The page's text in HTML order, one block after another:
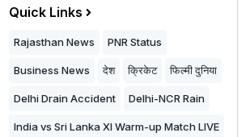
Quick Links
Rajasthan News PNR Status
Business News देश क्रिकेट फिल्मी दुनिया
Delhi Drain Accident Delhi-NCR Rain
India vs Sri Lanka XI Warm-up Match LIVE